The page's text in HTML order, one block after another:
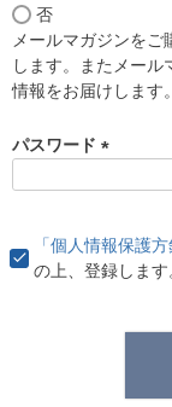
否
メールマガジンを
します。またメー
情報をお届けします。
パスワード
)
「個人情報保護
の上、登録しま